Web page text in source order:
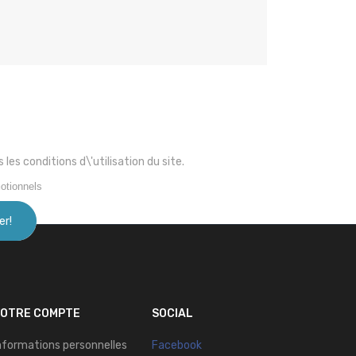
les conditions d\'utilisation du site.
COMPTE
personnelles
SOCIAL
Facebook